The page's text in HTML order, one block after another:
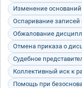
Изменение
Оспаривание записей
Обжалование
Отмена приказа о
Судебное
Коллективный иск к
Помощь при